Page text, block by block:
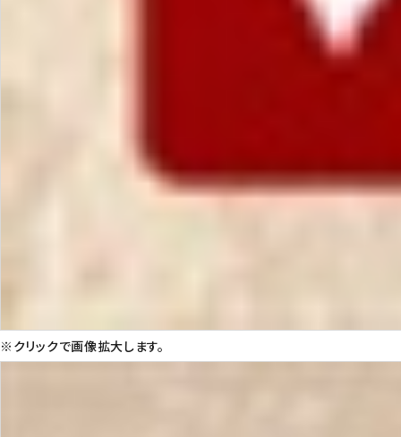
※クリックで画像拡大します。